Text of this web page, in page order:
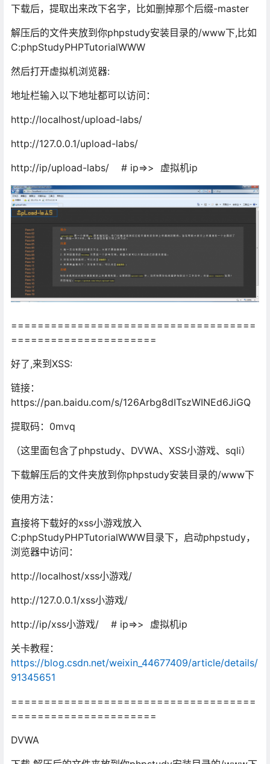
下载后，提取出来改下名字，比如删掉那个后缀-master
解压后的文件夹放到你phpstudy安装目录的/www下,比如
C:phpStudyPHPTutorialWWW
然后打开虚拟机浏览器:
地址栏输入以下地址都可以访问：
http://localhost/upload-labs/
http://127.0.0.1/upload-labs/
http://ip/upload-labs/ # ip=>> 虚拟机ip
=====================================
======================
好了,来到XSS:
链接：
https://pan.baidu.com/s/126Arbg8dITszWINEd6JiGQ
提取码：0mvq
（这里面包含了phpstudy、DVWA、XSS小游戏、sqli）
下载解压后的文件夹放到你phpstudy安装目录的/www下
使用方法：
直接将下载好的xss小游戏放入
C:phpStudyPHPTutorialWWW目录下，启动phpstudy，
浏览器中访问：
http://localhost/xss小游戏/
http://127.0.0.1/xss小游戏/
http://ip/xss小游戏/ # ip=>> 虚拟机ip
关卡教程：
https://blog.csdn.net/weixin_44677409/article/details/
91345651
=====================================
======================
DVWA